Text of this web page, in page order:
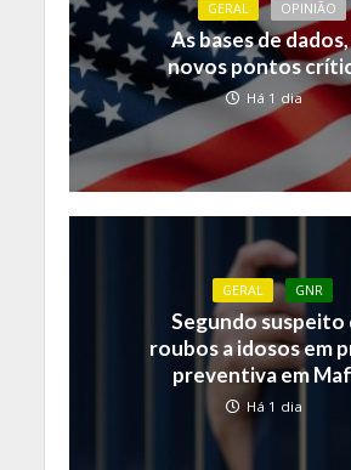
GERAL OPINIÃO
As bases de dados,
novos pontos
Há 1 dia
GERAL GNR
Segundo suspeito
roubos a idosos em
preventiva em
Há 1 dia